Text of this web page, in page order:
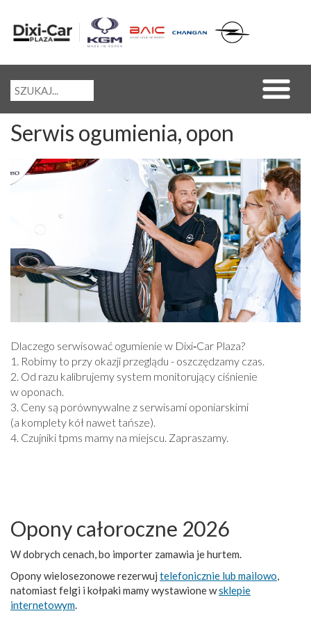
Serwis ogumienia, opon
Dlaczego serwisować ogumienie w Dixi‑Car Plaza?
1. Robimy to przy okazji przeglądu - oszczędzamy czas.
2. Od razu kalibrujemy system monitorujący ciśnienie
w oponach.
3. Ceny są porównywalne z serwisami oponiarskimi
(a komplety kół nawet tańsze).
4. Czujniki tpms mamy na miejscu. Zapraszamy.
Opony całoroczne 2026
W dobrych cenach, bo importer zamawia je hurtem.
Opony wielosezonowe rezerwuj telefonicznie lub mailowo,
natomiast felgi i kołpaki mamy wystawione wsklepie
internetowym.